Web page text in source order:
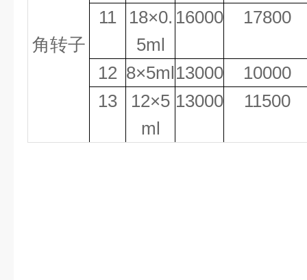
角转子
11
18×0.
5ml
16000 17800
12 8×5ml13000
10000
13 12×5
ml
13000 11500